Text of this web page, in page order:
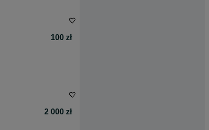
100 zł
2 000 zł